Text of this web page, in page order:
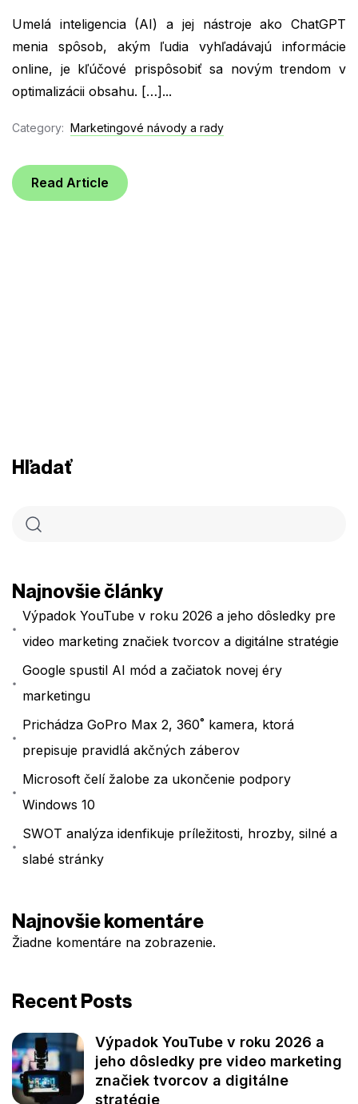
Umelá inteligencia (AI) a jej nástroje ako ChatGPT
menia spôsob, akým ľudia vyhľadávajú informácie
online, je kľúčové prispôsobiť sa novým trendom v
optimalizácii obsahu. […]...
Category: Marketingové návody a rady
Read Article
Hľadať
Najnovšie články
Výpadok YouTube v roku 2026 a jeho dôsledky pre
video marketing značiek tvorcov a digitálne stratégie
Google spustil AI mód a začiatok novej éry
marketingu
Prichádza GoPro Max 2, 360˚ kamera, ktorá
prepisuje pravidlá akčných záberov
Microsoft čelí žalobe za ukončenie podpory
Windows 10
SWOT analýza idenfikuje príležitosti, hrozby, silné a
slabé stránky
Najnovšie komentáre
Žiadne komentáre na zobrazenie.
Recent Posts
Výpadok YouTube v roku 2026 a
jeho dôsledky pre video marketing
značiek tvorcov a digitálne
stratégie